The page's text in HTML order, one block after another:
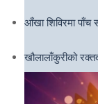
आँखा शिविरमा पाँच
खौलालाँकुरीको